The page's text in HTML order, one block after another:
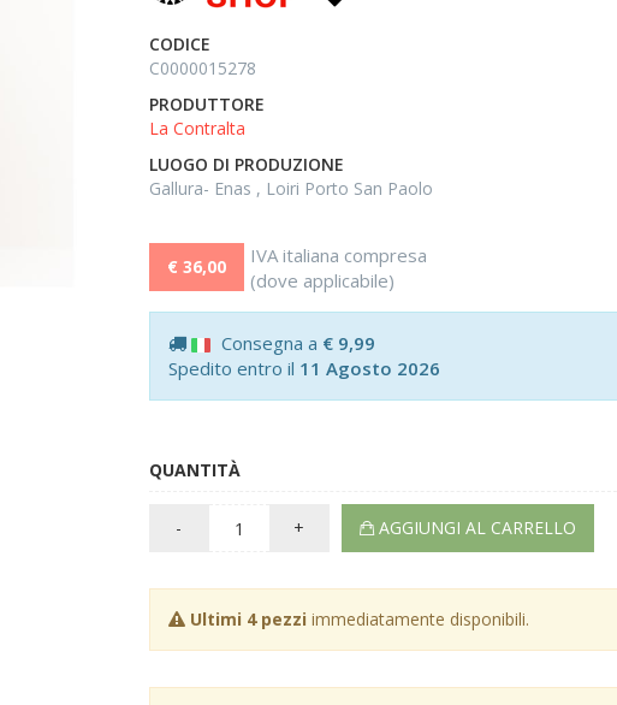
CODICE
C0000015278
PRODUTTORE
La Contralta
LUOGO DI PRODUZIONE
Gallura- Enas , Loiri Porto San Paolo
€ 36,00
IVA italiana compresa
(dove applicabile)
Consegna a € 9,99
Spedito entro il 11 Agosto 2026
QUANTITÀ
- + AGGIUNGI AL CARRELLO
Ultimi 4 pezzi immediatamente disponibili.